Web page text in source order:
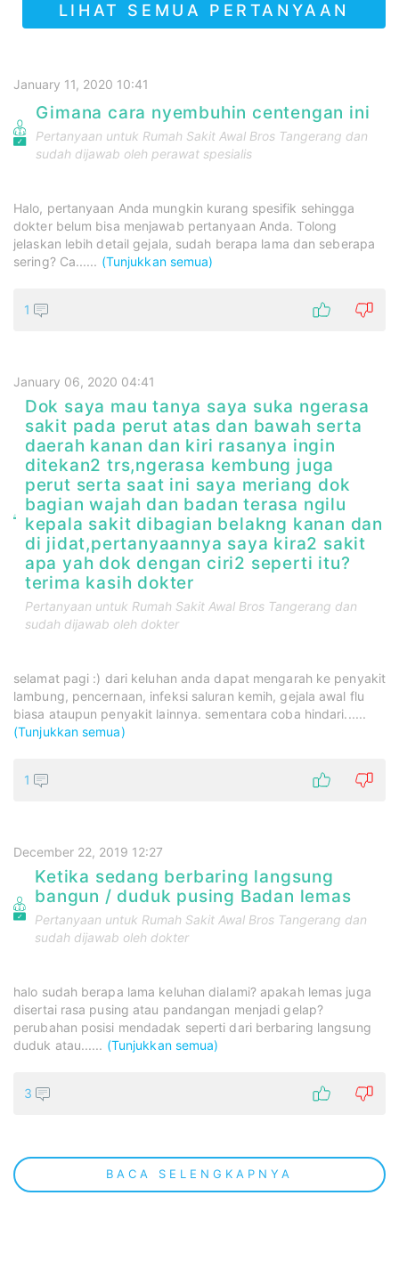
LIHAT SEMUA PERTANYAAN
January 11, 2020 10:41
Gimana cara nyembuhin centengan ini
Pertanyaan untuk Rumah Sakit Awal Bros Tangerang dan
sudah dijawab oleh perawat spesialis
Halo, pertanyaan Anda mungkin kurang spesifik sehingga
dokter belum bisa menjawab pertanyaan Anda. Tolong
jelaskan lebih detail gejala, sudah berapa lama dan seberapa
sering? Ca...... (Tunjukkan semua)
1
January 06, 2020 04:41
Dok saya mau tanya saya suka ngerasa
sakit pada perut atas dan bawah serta
daerah kanan dan kiri rasanya ingin
ditekan2 trs,ngerasa kembung juga
perut serta saat ini saya meriang dok
bagian wajah dan badan terasa ngilu
kepala sakit dibagian belakng kanan dan
di jidat,pertanyaannya saya kira2 sakit
apa yah dok dengan ciri2 seperti itu?
terima kasih dokter
Pertanyaan untuk Rumah Sakit Awal Bros Tangerang dan
sudah dijawab oleh dokter
selamat pagi :) dari keluhan anda dapat mengarah ke penyakit
lambung, pencernaan, infeksi saluran kemih, gejala awal flu
biasa ataupun penyakit lainnya. sementara coba hindari......
(Tunjukkan semua)
1
December 22, 2019 12:27
Ketika sedang berbaring langsung
bangun / duduk pusing Badan lemas
Pertanyaan untuk Rumah Sakit Awal Bros Tangerang dan
sudah dijawab oleh dokter
halo sudah berapa lama keluhan dialami? apakah lemas juga
disertai rasa pusing atau pandangan menjadi gelap?
perubahan posisi mendadak seperti dari berbaring langsung
duduk atau...... (Tunjukkan semua)
3
BACA SELENGKAPNYA